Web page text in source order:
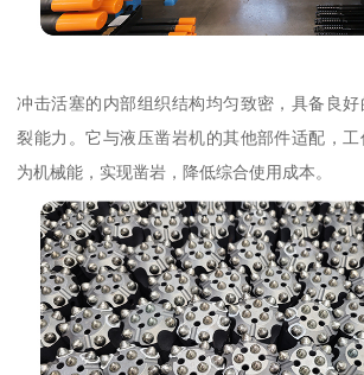
冲击活塞的内部组织结构均匀致密，具备良
裂能力。它与液压凿岩机的其他部件适配，
为机械能，实现凿岩，降低综合使用成本。